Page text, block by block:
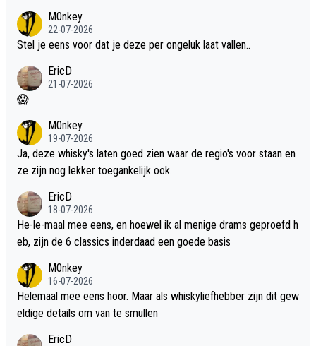
M0nkey
22-07-2026
Stel je eens voor dat je deze per ongeluk laat vallen..
EricD
21-07-2026
😱
M0nkey
19-07-2026
Ja, deze whisky's laten goed zien waar de regio's voor staan en
ze zijn nog lekker toegankelijk ook.
EricD
18-07-2026
He-le-maal mee eens, en hoewel ik al menige drams geproefd h
eb, zijn de 6 classics inderdaad een goede basis
M0nkey
16-07-2026
Helemaal mee eens hoor. Maar als whiskyliefhebber zijn dit gew
eldige details om van te smullen
EricD